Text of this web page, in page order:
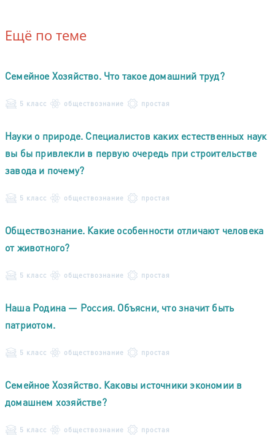
Ещё по теме
Семейное Хозяйство. Что такое домашний труд?
5 класс обществознание простая
Науки о природе. Специалистов каких естественных наук
вы бы привлекли в первую очередь при строительстве
завода и почему?
5 класс обществознание простая
Обществознание. Какие особенности отличают человека
от животного?
5 класс обществознание простая
Наша Родина — Россия. Объясни, что значит быть
патриотом.
5 класс обществознание простая
Семейное Хозяйство. Каковы источники экономии в
домашнем хозяйстве?
5 класс обществознание простая